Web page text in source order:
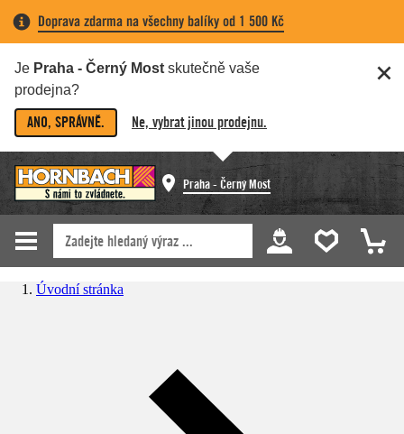
Doprava zdarma na všechny balíky od 1 500 Kč
Je Praha - Černý Most skutečně vaše
prodejna?
ANO, SPRÁVNĚ. Ne, vybrat jinou prodejnu.
Praha - Černý Most
Úvodní stránka